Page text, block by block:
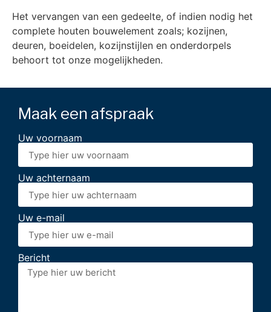
Het vervangen van een gedeelte, of indien nodig het
complete houten bouwelement zoals; kozijnen,
deuren, boeidelen, kozijnstijlen en onderdorpels
behoort tot onze mogelijkheden.
Maak een afspraak
Uw voornaam
Uw achternaam
Uw e-mail
Bericht